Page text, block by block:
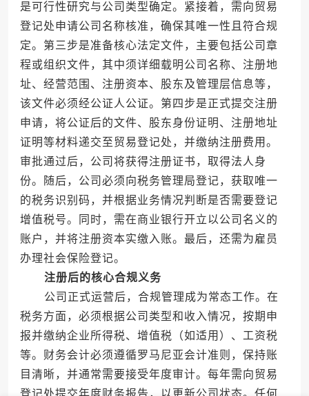
是可行性研究与公司类型确定。紧接着，需向贸易
登记处申请公司名称核准，确保其唯一性且符合规
定。第三步是准备核心法定文件，主要包括公司章
程或组织文件，其中须详细载明公司名称、注册地
址、经营范围、注册资本、股东及管理层信息等，
该文件必须经公证人公证。第四步是正式提交注册
申请，将公证后的文件、股东身份证明、注册地址
证明等材料递交至贸易登记处，并缴纳注册费用。
审批通过后，公司将获得注册证书，取得法人身
份。随后，公司必须向税务管理局登记，获取唯一
的税务识别码，并根据业务情况判断是否需要登记
增值税号。同时，需在商业银行开立以公司名义的
账户，并将注册资本实缴入账。最后，还需为雇员
办理社会保险登记。
注册后的核心合规义务
公司正式运营后，合规管理成为常态工作。在
税务方面，必须根据公司类型和收入情况，按期申
报并缴纳企业所得税、增值税（如适用）、工资税
等。财务会计必须遵循罗马尼亚会计准则，保持账
目清晰，并通常需要接受年度审计。每年需向贸易
登记处提交年度财务报告，以更新公司状态。任何